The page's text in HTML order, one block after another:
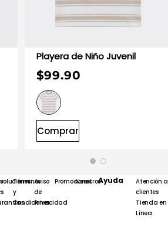
Playera de Niño Juvenil
$99.90
Comprar
Términos
y
Condiciones
Aviso
de
Privacidad
Promociones
NosotrosAyuda
Atención a
clientes
Tienda en
Línea